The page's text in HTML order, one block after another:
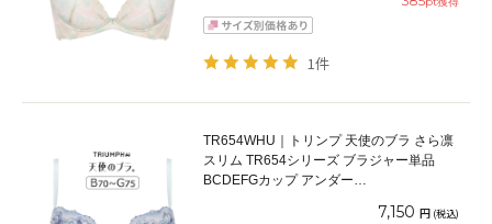
1件
TR654WHU｜トリンプ 天使のブラ さら凛
スリム TR654シリーズ ブラジャー単品
BCDEFGカップ アンダー
7,150 円 (税込)